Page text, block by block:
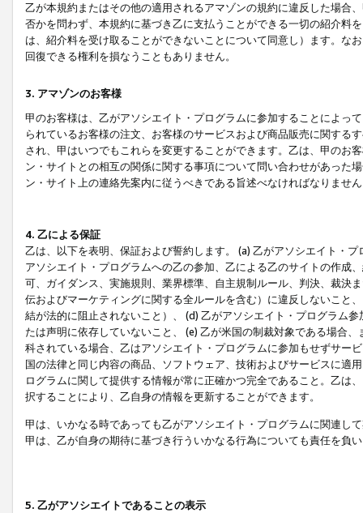
乙が本規約またはその他の適用されるアマゾンの規約に違反した場合
否かを問わず、本規約に基づき乙に支払うことができる一切の紹介料
は、紹介料を受け取ることができないことについて同意し）ます。な
回復できる権利を損なうこともありません。
3. アマゾンのお客様
甲のお客様は、乙がアソシエイト・プログラムに参加することによっ
られているお客様の注文、お客様のサービスおよび商品販売に関する
され、甲はいつでもこれらを変更することができます。乙は、甲のお
ン・サイトとの相互の関係に関する事項について問い合わせがあった
ン・サイト上の連絡先案内に従うべきである旨述べなければなりませ
4. 乙による保証
乙は、以下を表明、保証および誓約します。 (a) 乙がアソシエイト・
アソシエイト・プログラムへの乙の参加、乙による乙のサイトの作成
可、ガイダンス、実施規則、業界標準、自主規制ルール、判決、裁決
伝およびマーケティングに関する全ルールを含む）に違反しないこと
結が法的に阻止されないこと）、 (d) 乙がアソシエイト・プログラム
たは声明に依存していないこと、 (e) 乙が米国の制裁対象である場合
科されている場合、乙はアソシエイト・プログラムに参加もせずサー
国の法律と同じ内容の商品、ソフトウェア、技術およびサービスに適
ログラムに関して提供する情報が常に正確かつ完全であること。乙は
択することにより、乙自身の情報を更新することができます。
甲は、いかなる時であっても乙がアソシエイト・プログラムに関連し
甲は、乙が自身の期待に基づき行ういかなる行為についても責任を負
5. 乙がアソシエイトであることの表示